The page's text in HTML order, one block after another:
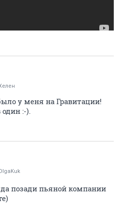
у меня на Гравитации!
:-).
позади пьяной компании